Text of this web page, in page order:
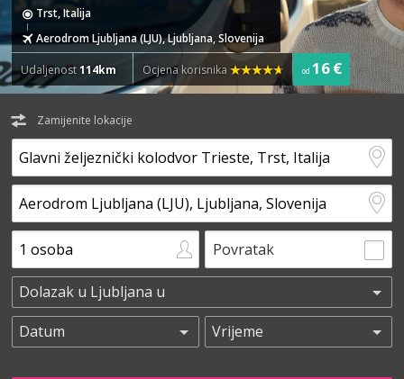
Trst, Italija
Aerodrom Ljubljana (LJU), Ljubljana, Slovenija
Udaljenost114km Ocjena korisnika od 16 €
Zamijenite lokacije
Povratak